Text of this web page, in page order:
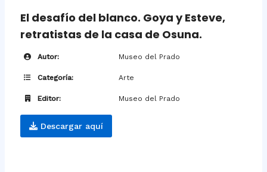
El desafío del blanco. Goya y Esteve,
retratistas de la casa de Osuna.
Autor: Museo del Prado
Categoría: Arte
Editor: Museo del Prado
Descargar aquí